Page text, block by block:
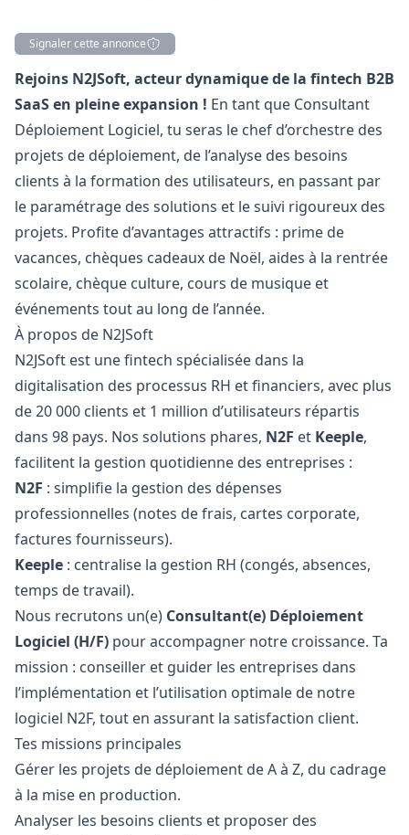
Signaler cette annonce
Description
Rejoins N2JSoft, acteur dynamique de la fintech B2B
SaaS en pleine expansion ! En tant que Consultant
Déploiement Logiciel, tu seras le chef d’orchestre des
projets de déploiement, de l’analyse des besoins
clients à la formation des utilisateurs, en passant par
le paramétrage des solutions et le suivi rigoureux des
projets. Profite d’avantages attractifs : prime de
vacances, chèques cadeaux de Noël, aides à la rentrée
scolaire, chèque culture, cours de musique et
événements tout au long de l’année.
À propos de N2JSoft
N2JSoft est une fintech spécialisée dans la
digitalisation des processus RH et financiers, avec plus
de 20 000 clients et 1 million d’utilisateurs répartis
dans 98 pays. Nos solutions phares, N2F et Keeple,
facilitent la gestion quotidienne des entreprises :
N2F : simplifie la gestion des dépenses
professionnelles (notes de frais, cartes corporate,
factures fournisseurs).
Keeple : centralise la gestion RH (congés, absences,
temps de travail).
Nous recrutons un(e) Consultant(e) Déploiement
Logiciel (H/F) pour accompagner notre croissance. Ta
mission : conseiller et guider les entreprises dans
l’implémentation et l’utilisation optimale de notre
logiciel N2F, tout en assurant la satisfaction client.
Tes missions principales
Gérer les projets de déploiement de A à Z, du cadrage
à la mise en production.
Analyser les besoins clients et proposer des